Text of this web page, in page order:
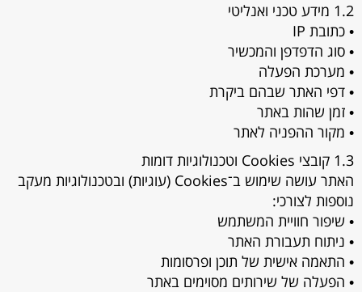
1.2 מידע טכני ואנליטי
• כתובת IP
• סוג הדפדפן והמכשיר
• מערכת הפעלה
• דפי האתר שבהם ביקרת
• זמן שהות באתר
• מקור ההפניה לאתר
1.3 קובצי Cookies וטכנולוגיות דומות
האתר עושה שימוש ב־Cookies (עוגיות) ובטכנולוגיות מעקב
נוספות לצורכי:
• שיפור חוויית המשתמש
• ניתוח תעבורת האתר
• התאמה אישית של תוכן ופרסומות
• הפעלה של שירותים מסוימים באתר